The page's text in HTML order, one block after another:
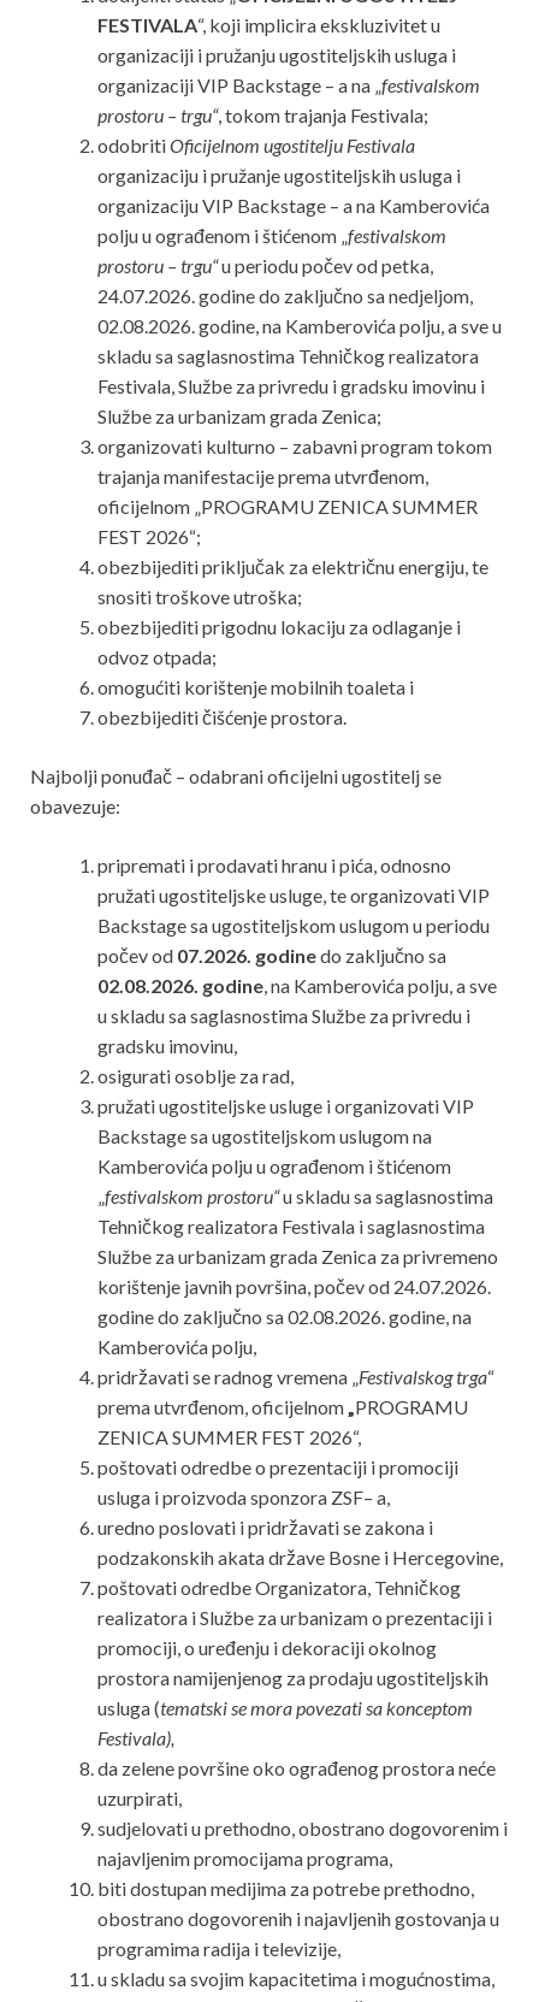
FESTIVALA“, koji implicira ekskluzivitet u
organizaciji i pružanju ugostiteljskih usluga i
organizaciji VIP Backstage – a na „festivalskom
prostoru – trgu“, tokom trajanja Festivala;
odobritiOficijelnom ugostitelju Festivala
organizaciju i pružanje ugostiteljskih usluga i
organizaciju VIP Backstage – a na Kamberovića
polju u ograđenom i štićenom „festivalskom
prostoru – trgu“u periodu počev od petka,
24.07.2026. godine do zaključno sa nedjeljom,
02.08.2026. godine, na Kamberovića polju, a sve u
skladu sa saglasnostima Tehničkog realizatora
Festivala, Službe za privredu i gradsku imovinu i
Službe za urbanizam grada Zenica;
organizovati kulturno – zabavni program tokom
trajanja manifestacije prema utvrđenom,
oficijelnom „PROGRAMU ZENICA SUMMER
FEST 2026“;
obezbijediti priključak za električnu energiju, te
snositi troškove utroška;
obezbijediti prigodnu lokaciju za odlaganje i
odvoz otpada;
omogućiti korištenje mobilnih toaleta i
obezbijediti čišćenje prostora.
Najbolji ponuđač – odabrani oficijelni ugostitelj se
obavezuje:
pripremati i prodavati hranu i pića, odnosno
pružati ugostiteljske usluge, te organizovati VIP
Backstage sa ugostiteljskom uslugom u periodu
počev od 07.2026. godinedo zaključno sa
02.08.2026. godine, na Kamberovića polju, a sve
u skladu sa saglasnostima Službe za privredu i
gradsku imovinu,
osigurati osoblje za rad,
pružati ugostiteljske usluge i organizovati VIP
Backstage sa ugostiteljskom uslugom na
Kamberovića polju u ograđenom i štićenom
„festivalskom prostoru“u skladu sa saglasnostima
Tehničkog realizatora Festivala i saglasnostima
Službe za urbanizam grada Zenica za privremeno
korištenje javnih površina, počev od 24.07.2026.
godine do zaključno sa 02.08.2026. godine, na
Kamberovića polju,
pridržavati se radnog vremena „Festivalskog trga“
prema utvrđenom, oficijelnom„PROGRAMU
ZENICA SUMMER FEST 2026“,
poštovati odredbe o prezentaciji i promociji
usluga i proizvoda sponzora ZSF– a,
uredno poslovati i pridržavati se zakona i
podzakonskih akata države Bosne i Hercegovine,
poštovati odredbe Organizatora, Tehničkog
realizatora i Službe za urbanizam o prezentaciji i
promociji, o uređenju i dekoraciji okolnog
prostora namijenjenog za prodaju ugostiteljskih
usluga (tematski se mora povezati sa konceptom
Festivala),
da zelene površine oko ograđenog prostora neće
uzurpirati,
sudjelovati u prethodno, obostrano dogovorenim i
najavljenim promocijama programa,
biti dostupan medijima za potrebe prethodno,
obostrano dogovorenih i najavljenih gostovanja u
programima radija i televizije,
u skladu sa svojim kapacitetima i mogućnostima,